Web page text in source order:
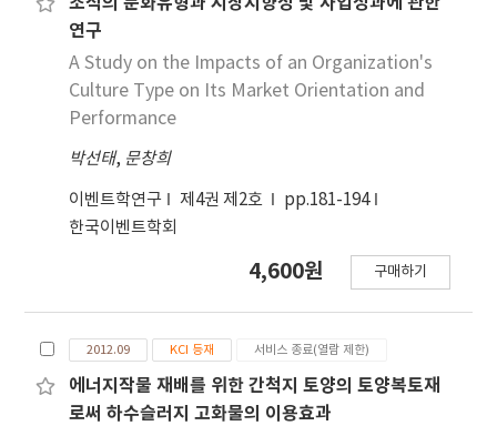
장을 제외한 다른 모든 특성들과 고도의 정의 상관을
연구
A Study on the Impacts of an Organization's
Culture Type on Its Market Orientation and
Performance
박선태, 문창희
이벤트학연구 제4권 제2호
pp.181-194
한국이벤트학회
4,600원 구매하기
2012.09 KCI 등재 서비스 종료(열람 제한)
에너지작물 재배를 위한 간척지 토양의 토양복토재
로써 하수슬러지 고화물의 이용효과